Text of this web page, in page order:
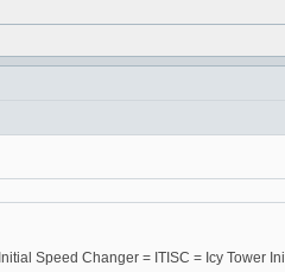
Speed Changer = ITISC = Icy Tower